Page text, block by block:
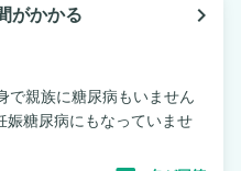
がかかる
navigate_next
で親族に糖尿病もいません
娠糖尿病にもなっていませ